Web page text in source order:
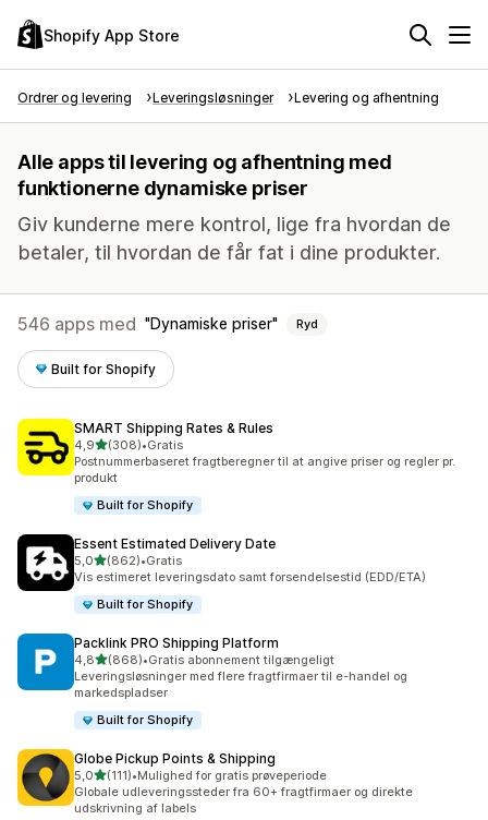
Shopify App Store
Ordrer og levering Leveringsløsninger Levering og afhentning
Alle apps til levering og afhentning med
funktionerne dynamiske priser
Giv kunderne mere kontrol, lige fra hvordan de
betaler, til hvordan de får fat i dine produkter.
546 apps med Dynamiske priser Ryd
Built for Shopify
SMART Shipping Rates & Rules
4,9ud af 5 stjerner
(308)
308 anmeldelser i alt
•Gratis
Postnummerbaseret fragtberegner til at angive priser og regler pr.
produkt
Built for Shopify
Essent Estimated Delivery Date
5,0ud af 5 stjerner
(862)
862 anmeldelser i alt
•Gratis
Vis estimeret leveringsdato samt forsendelsestid (EDD/ETA)
Built for Shopify
Packlink PRO Shipping Platform
4,8ud af 5 stjerner
(868)
868 anmeldelser i alt
•Gratis abonnement tilgængeligt
Leveringsløsninger med flere fragtfirmaer til e-handel og
markedspladser
Built for Shopify
Globe Pickup Points & Shipping
5,0ud af 5 stjerner
(111)
111 anmeldelser i alt
•Mulighed for gratis prøveperiode
Globale udleveringssteder fra 60+ fragtfirmaer og direkte
udskrivning af labels